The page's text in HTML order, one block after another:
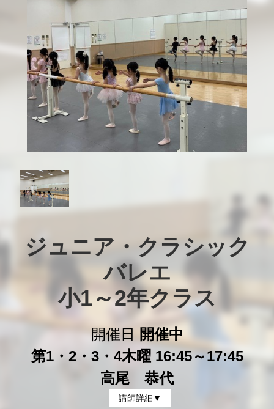
ジュニア・クラシック
バレエ
小1～2年クラス
開催日
開催中
第1・2・3・4木曜 16:45～17:45
高尾 恭代
講師詳細▼